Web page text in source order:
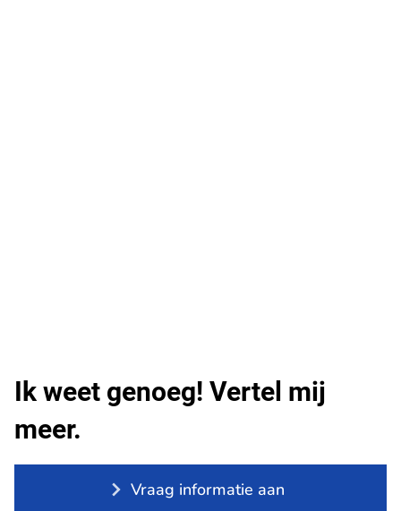
Ik weet genoeg! Vertel mij
meer.
Vraag informatie aan